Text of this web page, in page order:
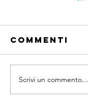
Commenti
Scrivi un commento...